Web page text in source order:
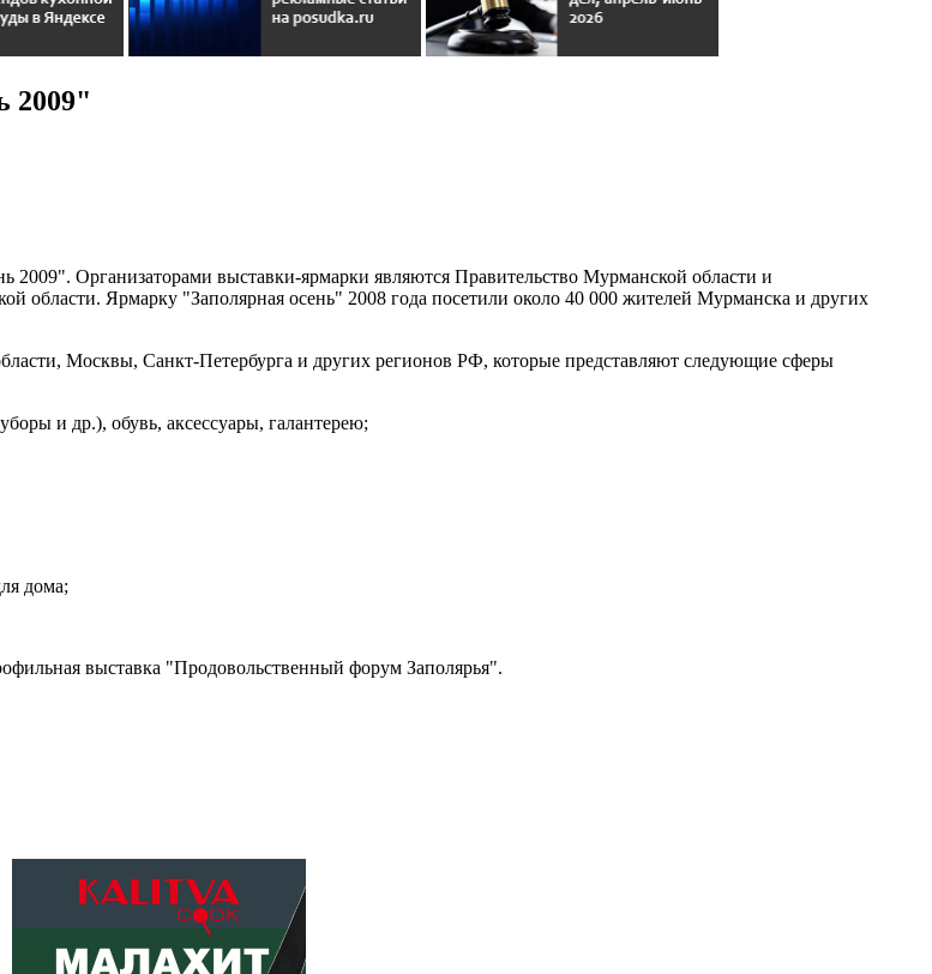
2009"
2009". Организаторами выставки-ярмарки являются Правительство Мурманской области и
Ярмарку "Заполярная осень" 2008 года посетили около 40 000 жителей Мурманска и других
Москвы, Санкт-Петербурга и других регионов РФ, которые представляют следующие сферы
и др.), обувь, аксессуары, галантерею;
дома;
выставка "Продовольственный форум Заполярья".